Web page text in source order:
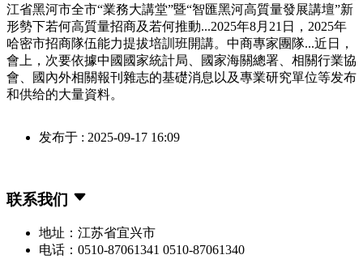
江省黑河市全市“業務大講堂”暨“智匯黑河高質量發展講壇”新
形勢下若何高質量招商及若何推動...2025年8月21日，2025年
哈密市招商隊伍能力提拔培訓班開講。中商專家團隊...近日，
會上，次要依據中國國家統計局、國家海關總署、相關行業協
會、國內外相關報刊雜志的基礎消息以及專業研究單位等发布
和供给的大量資料。
发布于 : 2025-09-17 16:09
联系我们
地址：江苏省宜兴市
电话：0510-87061341 0510-87061340